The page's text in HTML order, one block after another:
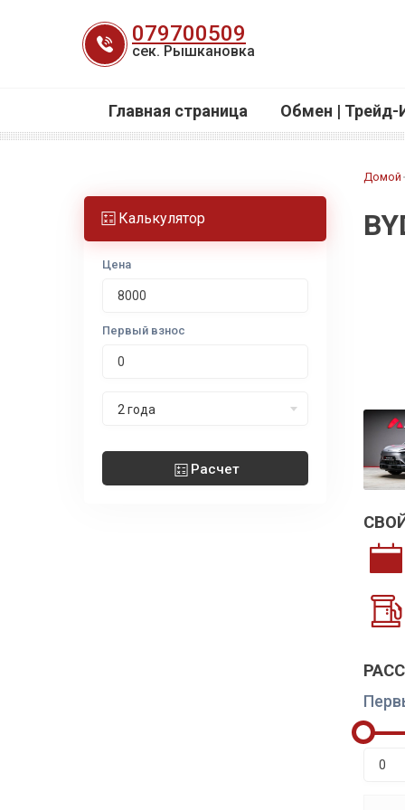
содержанию
079700509
сек. Рышкановка
Главная страница Обмен | Трейд-
Калькулятор
Цена
Первый взнос
2 года
Расчет
Домой